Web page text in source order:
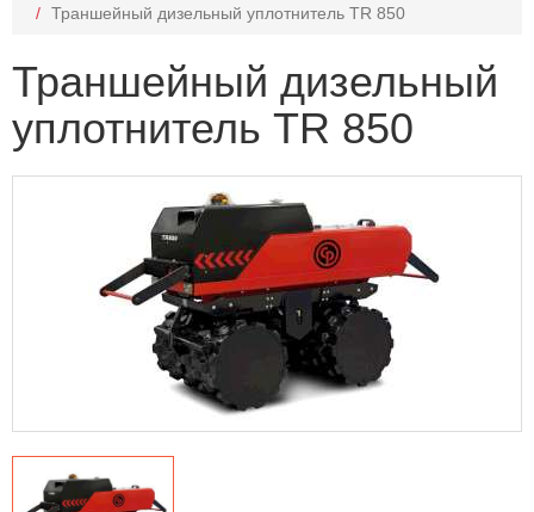
Траншейный дизельный уплотнитель TR 850
Траншейный дизельный
уплотнитель TR 850